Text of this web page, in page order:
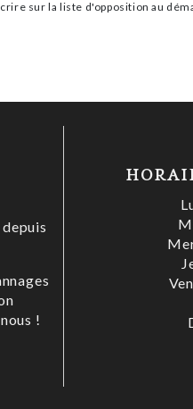
sur la liste d'opposition au
!